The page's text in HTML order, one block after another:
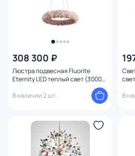
308 300 ₽
Люстра подвесная Fluorite
Eternity LED теплый свет (3000K)
В наличии 2 шт.
В
Мощность ламп